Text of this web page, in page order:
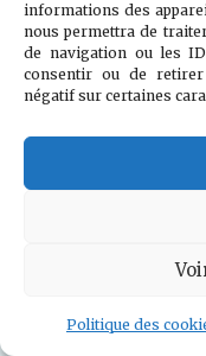
informations des
nous permettra de
de navigation ou les
consentir ou de
négatif sur certaines
Politique des